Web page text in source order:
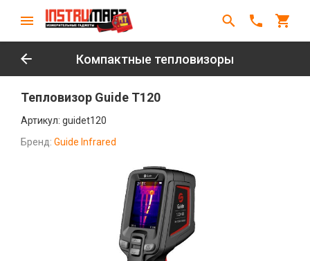
Компактные тепловизоры
Тепловизор Guide T120
Артикул: guidet120
Бренд: Guide Infrared